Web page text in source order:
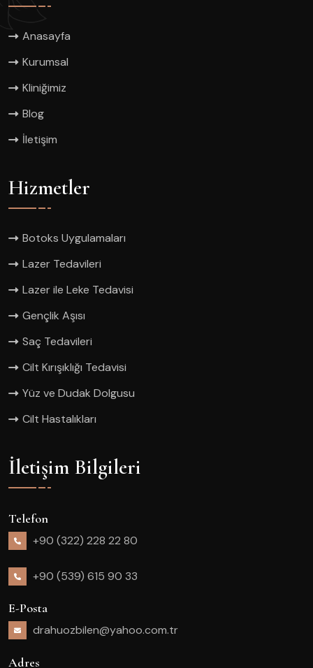
Anasayfa
Kurumsal
Kliniğimiz
Blog
İletişim
Hizmetler
Botoks Uygulamaları
Lazer Tedavileri
Lazer ile Leke Tedavisi
Gençlik Aşısı
Saç Tedavileri
Cilt Kırışıklığı Tedavisi
Yüz ve Dudak Dolgusu
Cilt Hastalıkları
İletişim Bilgileri
Telefon
+90 (322) 228 22 80
+90 (539) 615 90 33
E-Posta
drahuozbilen@yahoo.com.tr
Adres